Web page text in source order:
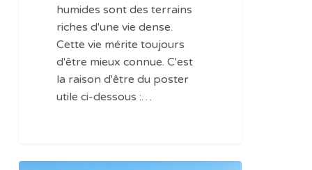
humides sont des terrains
riches d'une vie dense.
Cette vie mérite toujours
d'être mieux connue. C'est
la raison d'être du poster
utile ci-dessous :…